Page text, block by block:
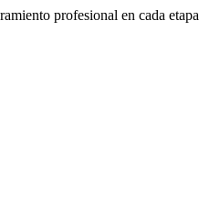
profesional en cada etapa